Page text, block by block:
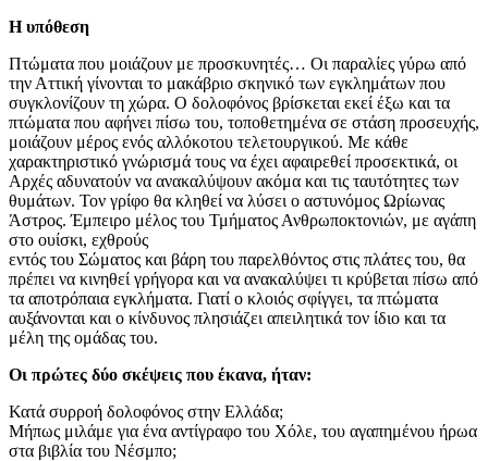
Η υπόθεση
Πτώματα που μοιάζουν με προσκυνητές… Οι παραλίες γύρω από
την Αττική γίνονται το μακάβριο σκηνικό των εγκλημάτων που
συγκλονίζουν τη χώρα. Ο δολοφόνος βρίσκεται εκεί έξω και τα
πτώματα που αφήνει πίσω του, τοποθετημένα σε στάση προσευχής,
μοιάζουν μέρος ενός αλλόκοτου τελετουργικού. Με κάθε
χαρακτηριστικό γνώρισμά τους να έχει αφαιρεθεί προσεκτικά, οι
Αρχές αδυνατούν να ανακαλύψουν ακόμα και τις ταυτότητες των
θυμάτων. Τον γρίφο θα κληθεί να λύσει ο αστυνόμος Ωρίωνας
Άστρος. Έμπειρο μέλος του Τμήματος Ανθρωποκτονιών, με αγάπη
στο ουίσκι, εχθρούς
εντός του Σώματος και βάρη του παρελθόντος στις πλάτες του, θα
πρέπει να κινηθεί γρήγορα και να ανακαλύψει τι κρύβεται πίσω από
τα αποτρόπαια εγκλήματα. Γιατί ο κλοιός σφίγγει, τα πτώματα
αυξάνονται και ο κίνδυνος πλησιάζει απειλητικά τον ίδιο και τα
μέλη της ομάδας του.
Οι πρώτες δύο σκέψεις που έκανα, ήταν:
Κατά συρροή δολοφόνος στην Ελλάδα;
Μήπως μιλάμε για ένα αντίγραφο του Χόλε, του αγαπημένου ήρωα
στα βιβλία του Νέσμπο;